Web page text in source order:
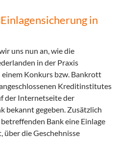
in
uns nun an, wie die
in der Praxis
Konkurs bzw. Bankrott
Kreditinstitutes
der Internetseite der
bekannt gegeben. Zusätzlich
Bank eine Einlage
die Geschehnisse